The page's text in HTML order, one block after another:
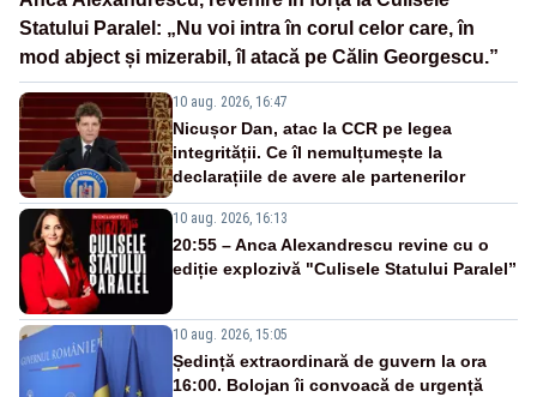
Statului Paralel: „Nu voi intra în corul celor care, în
mod abject și mizerabil, îl atacă pe Călin Georgescu.”
10 aug. 2026, 16:47
Nicușor Dan, atac la CCR pe legea
integrității. Ce îl nemulțumește la
declarațiile de avere ale partenerilor
10 aug. 2026, 16:13
20:55 – Anca Alexandrescu revine cu o
ediție explozivă "Culisele Statului Paralel”
10 aug. 2026, 15:05
Ședință extraordinară de guvern la ora
16:00. Bolojan îi convoacă de urgență